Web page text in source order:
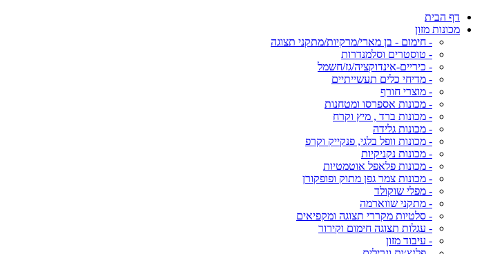
דף הבית
מכונות מזון
- חימום - בן מארי/מרקיות/מתקני תצוגה
- טוסטרים וסלמנדרות
- כיריים-אינדוקציה/גז/חשמל
- מדיחי כלים תעשייתיים
- מוצרי חורף
- מכונות אספרסו ומטחנות
- מכונות ברד , מיץ וקרח
- מכונות גלידה
- מכונות וופל בלגי, פנקייק וקרפ
- מכונות נקניקיות
- מכונות פלאפל אוטמטיות
- מכונות צמר גפן מתוק ופופקורן
- מפלי שוקולד
- מתקני שווארמה
- סלטיות מקררי תצוגה ומקפיאים
- עגלות תצוגה חימום וקירור
- עיבוד מזון